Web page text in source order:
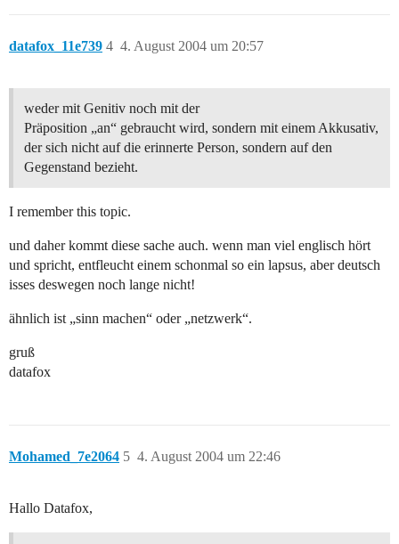
datafox_11e739 4. August 2004 um 20:57
4
weder mit Genitiv noch mit der
Präposition „an“ gebraucht wird, sondern mit einem Akkusativ,
der sich nicht auf die erinnerte Person, sondern auf den
Gegenstand bezieht.
I remember this topic.
und daher kommt diese sache auch. wenn man viel englisch hört
und spricht, entfleucht einem schonmal so ein lapsus, aber deutsch
isses deswegen noch lange nicht!
ähnlich ist „sinn machen“ oder „netzwerk“.
gruß
datafox
Mohamed_7e2064 4. August 2004 um 22:46
5
Hallo Datafox,